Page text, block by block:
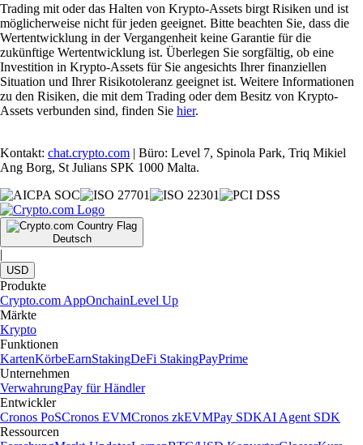
Trading mit oder das Halten von Krypto-Assets birgt Risiken und ist
möglicherweise nicht für jeden geeignet. Bitte beachten Sie, dass die
Wertentwicklung in der Vergangenheit keine Garantie für die
zukünftige Wertentwicklung ist. Überlegen Sie sorgfältig, ob eine
Investition in Krypto-Assets für Sie angesichts Ihrer finanziellen
Situation und Ihrer Risikotoleranz geeignet ist. Weitere Informationen
zu den Risiken, die mit dem Trading oder dem Besitz von Krypto-
Assets verbunden sind, finden Sie hier.
Kontakt: chat.crypto.com | Büro: Level 7, Spinola Park, Triq Mikiel
Ang Borg, St Julians SPK 1000 Malta.
Deutsch
|
USD
Produkte
Crypto.com AppOnchainLevel Up
Märkte
Krypto
Funktionen
KartenKörbeEarnStakingDeFi StakingPayPrime
Unternehmen
VerwahrungPay für Händler
Entwickler
Cronos PoSCronos EVMCronos zkEVMPay SDKAI Agent SDK
Ressourcen